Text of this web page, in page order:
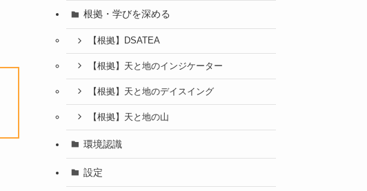
根拠・学びを深める
【根拠】DSATEA
【根拠】天と地のインジケーター
【根拠】天と地のデイスイング
【根拠】天と地の山
環境認識
設定